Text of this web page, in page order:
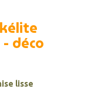
déco
lisse